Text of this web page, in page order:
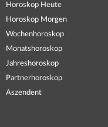
Horoskop Heute
Horoskop Morgen
Wochenhoroskop
Monatshoroskop
Jahreshoroskop
Partnerhoroskop
Aszendent